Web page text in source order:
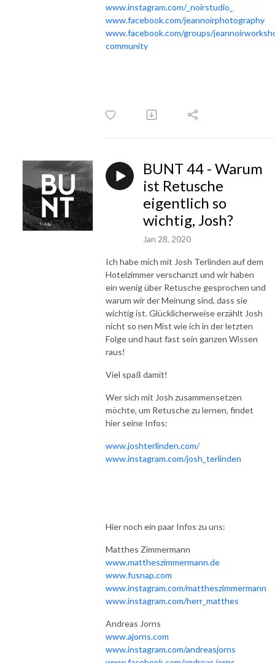
www.instagram.com/_noirstudio_
www.facebook.com/jeannoirphotography
www.facebook.com/groups/
community
BUNT 44 - Warum
ist Retusche
eigentlich so
wichtig, Josh?
Jan 28, 2020
Ich habe mich mit Josh Terlinden auf dem
Hotelzimmer verschanzt und wir haben
ein wenig über Retusche gesprochen und
warum wir der Meinung sind, dass sie
wichtig ist. Glücklicherweise erzählt Josh
nicht so nen Mist wie ich in der letzten
Folge und haut fast sein ganzen Wissen
raus!
Viel spaß damit!
Wer sich mit Josh zusammensetzen
möchte, um Retusche zu lernen, findet
hier seine Infos:
www.joshterlinden.com/
www.instagram.com/josh_terlinden
Hier noch ein paar Infos zu uns:
Matthes Zimmermann
www.mattheszimmermann.de
www.fusnap.com
www.instagram.com/mattheszimmermann
www.instagram.com/herr_matthes
Andreas Jorns
www.ajorns.com
www.instagram.com/andreasjorns